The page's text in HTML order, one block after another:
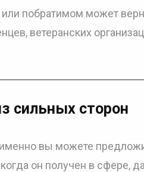
побратимом может
ветеранских
сильных сторон
вы можете
он получен в сфере,